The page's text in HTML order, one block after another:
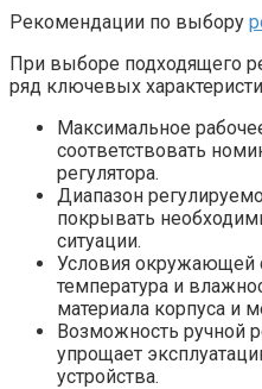
Рекомендации по выбору
При выборе подходящего
ряд ключевых
Максимальное
соответствовать
регулятора.
Диапазон
покрывать
ситуации.
Условия окружающей
температура и
материала корпуса и
Возможность ручной
упрощает
устройства.